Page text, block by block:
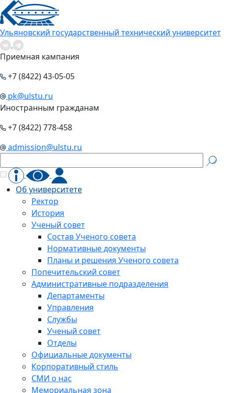
Ульяновский государственный технический университет
Приемная кампания
+7 (8422) 43-05-05
pk@ulstu.ru
Иностранным гражданам
+7 (8422) 778-458
admission@ulstu.ru
Об университете
Ректор
История
Ученый совет
Состав Ученого совета
Нормативные документы
Планы и решения Ученого совета
Попечительский совет
Административные подразделения
Департаменты
Управления
Службы
Ученый совет
Отделы
Официальные документы
Корпоративный стиль
СМИ о нас
Мемориальная зона